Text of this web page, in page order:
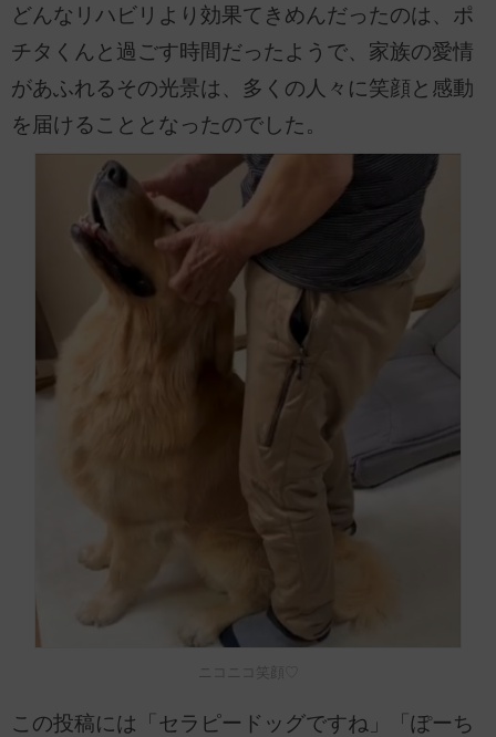
どんなリハビリより効果てきめんだったのは、ポ
チタくんと過ごす時間だったようで、家族の愛情
があふれるその光景は、多くの人々に笑顔と感動
を届けることとなったのでした。
ニコニコ笑顔♡
この投稿には「セラピードッグですね」「ぽーち